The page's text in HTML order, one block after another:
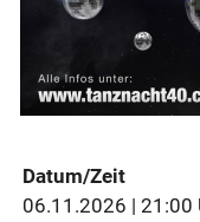
Datum/Zeit
06.11.2026 | 21:00